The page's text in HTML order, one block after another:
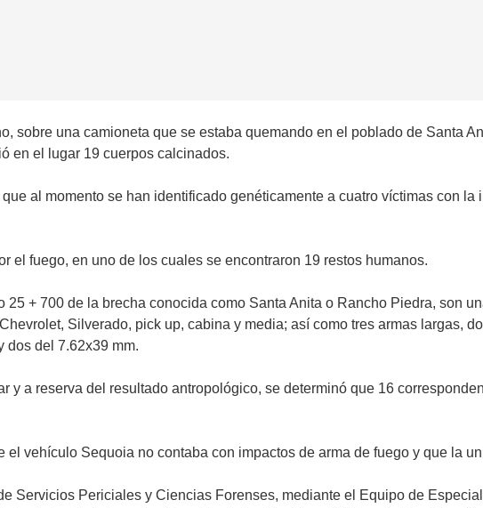
sobre una camioneta que se estaba quemando en el poblado de Santa
en el lugar 19 cuerpos calcinados.
al momento se han identificado genéticamente a cuatro víctimas con
el fuego, en uno de los cuales se encontraron 19 restos humanos.
+ 700 de la brecha conocida como Santa Anita o Rancho Piedra, son
Silverado, pick up, cabina y media; así como tres armas largas,
dos del 7.62x39 mm.
y a reserva del resultado antropológico, se determinó que 16
vehículo Sequoia no contaba con impactos de arma de fuego y que la
Servicios Periciales y Ciencias Forenses, mediante el Equipo de